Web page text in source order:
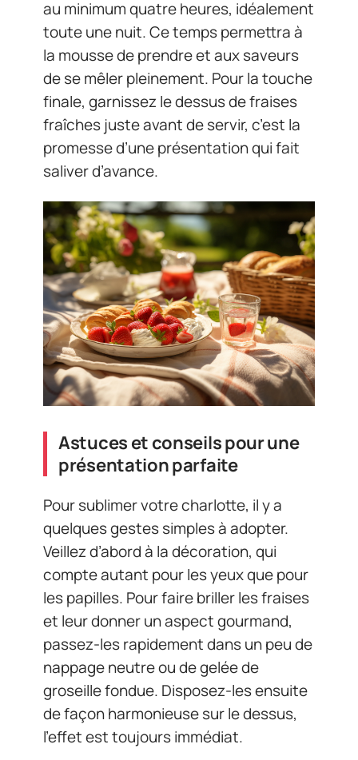
au minimum quatre heures, idéalement
toute une nuit. Ce temps permettra à
la mousse de prendre et aux saveurs
de se mêler pleinement. Pour la touche
finale, garnissez le dessus de fraises
fraîches juste avant de servir, c’est la
promesse d’une présentation qui fait
saliver d’avance.
Astuces et conseils pour une
présentation parfaite
Pour sublimer votre charlotte, il y a
quelques gestes simples à adopter.
Veillez d’abord à la décoration, qui
compte autant pour les yeux que pour
les papilles. Pour faire briller les fraises
et leur donner un aspect gourmand,
passez-les rapidement dans un peu de
nappage neutre ou de gelée de
groseille fondue. Disposez-les ensuite
de façon harmonieuse sur le dessus,
l’effet est toujours immédiat.